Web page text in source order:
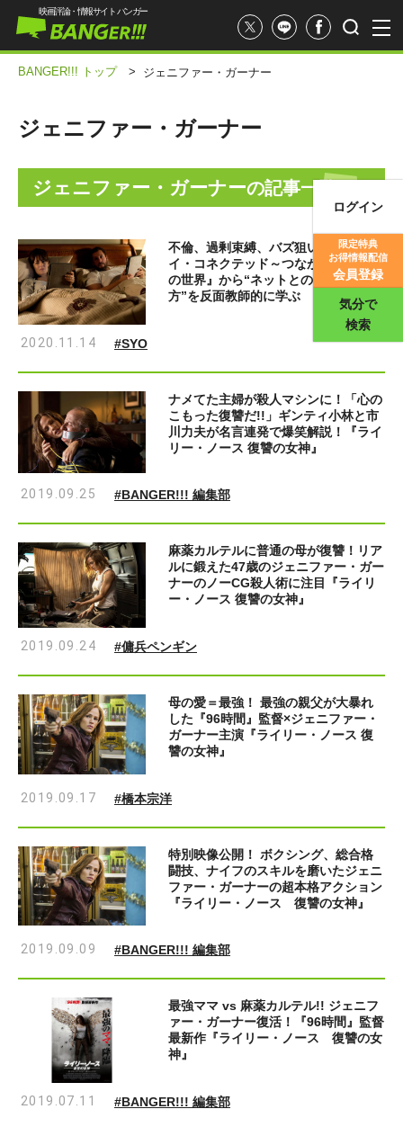
映画評価
映画評論・情報サイト バンガー
ログイン
限定特典
お得情報配信
会員登録
気分で
検索
BANGER!!! トップ > ジェニファー・ガーナー
ジェニファー・ガーナー
ジェニファー・ガーナーの記事一覧
不倫、過剰束縛、バズ狙い……『ステ
イ・コネクテッド～つながりたい僕ら
の世界』から“ネットとの距離の測り
方”を反面教師的に学ぶ
2020.11.14 #SYO
ナメてた主婦が殺人マシンに！「心の
こもった復讐だ!!」ギンティ小林と市
川力夫が名言連発で爆笑解説！『ライ
リー・ノース 復讐の女神』
2019.09.25 #BANGER!!! 編集部
麻薬カルテルに普通の母が復讐！リア
ルに鍛えた47歳のジェニファー・ガー
ナーのノーCG殺人術に注目『ライリ
ー・ノース 復讐の女神』
2019.09.24 #傭兵ペンギン
母の愛＝最強！ 最強の親父が大暴れ
した『96時間』監督×ジェニファー・
ガーナー主演『ライリー・ノース 復
讐の女神』
2019.09.17 #橋本宗洋
特別映像公開！ ボクシング、総合格
闘技、ナイフのスキルを磨いたジェニ
ファー・ガーナーの超本格アクション
『ライリー・ノース 復讐の女神』
2019.09.09 #BANGER!!! 編集部
最強ママ vs 麻薬カルテル!! ジェニフ
ァー・ガーナー復活！『96時間』監督
最新作『ライリー・ノース 復讐の女
神』
2019.07.11 #BANGER!!! 編集部